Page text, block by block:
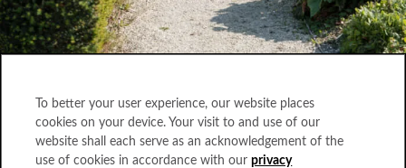
To better your user experience, our website places
cookies on your device. Your visit to and use of our
website shall each serve as an acknowledgement of the
use of cookies in accordance with ourprivacy